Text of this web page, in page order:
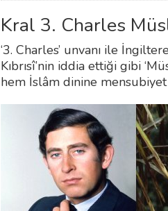
Kral 3. Charles
‘3. Charles’ unvanı ile
Kıbrısî’nin iddia ettiği gibi
hem İslâm dinine